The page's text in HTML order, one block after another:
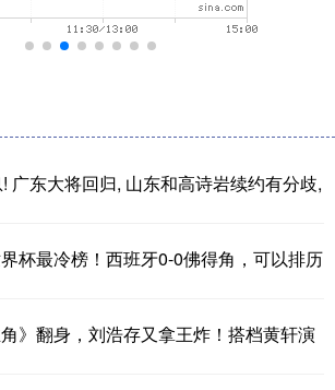
广东大将回归, 山东和高诗岩续约有分歧,
杯最冷榜！西班牙0-0佛得角，可以排历
》翻身，刘浩存又拿王炸！搭档黄轩演